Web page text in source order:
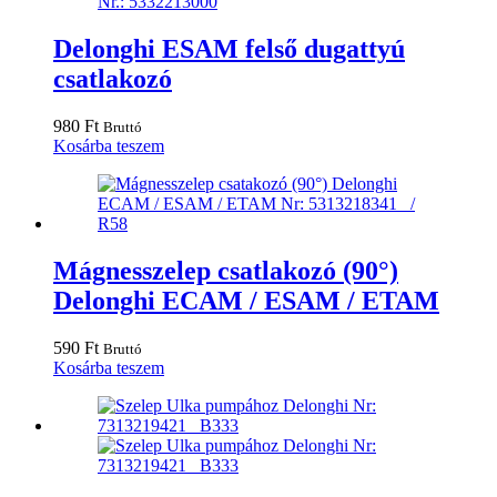
Delonghi ESAM felső dugattyú
csatlakozó
980 Ft Bruttó
Kosárba teszem
Mágnesszelep csatlakozó (90°)
Delonghi ECAM / ESAM / ETAM
590 Ft Bruttó
Kosárba teszem